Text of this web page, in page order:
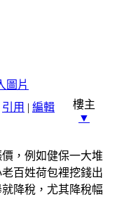
圖片
引用 | 編輯
樓主
▼
，例如健保一大堆
百姓荷包裡挖錢出
降稅，尤其降稅幅